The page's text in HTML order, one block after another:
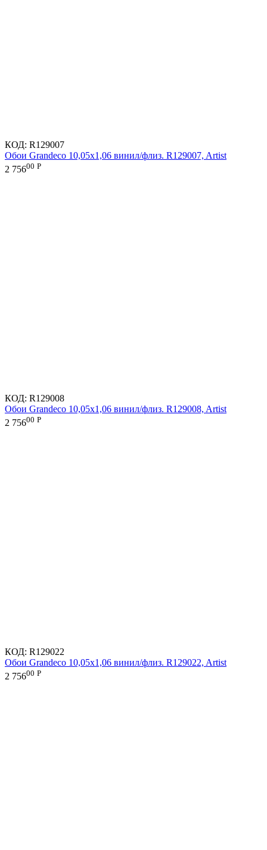
КОД: R129007
Обои Grandeco 10,05х1,06 винил/флиз. R129007, Artist
2 75600 Р
КОД: R129008
Обои Grandeco 10,05х1,06 винил/флиз. R129008, Artist
2 75600 Р
КОД: R129022
Обои Grandeco 10,05х1,06 винил/флиз. R129022, Artist
2 75600 Р